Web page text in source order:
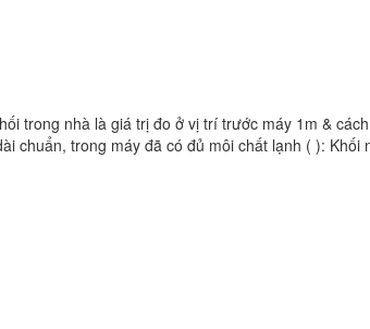
trong nhà là giá trị đo ở vị trí trước máy 1m &
chuẩn, trong máy đã có đủ môi chất lạnh ( ): Khối